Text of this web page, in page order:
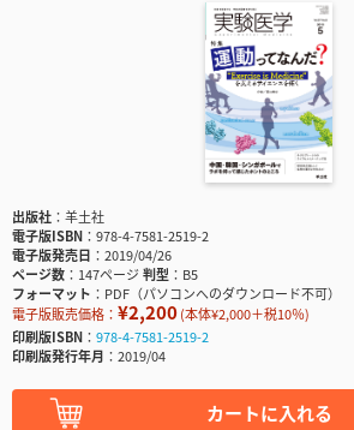
出版社
羊土社
電子版ISBN
978-4-7581-2519-2
電子版発売日
2019/04/26
ページ数
147ページ判型
B5
フォーマット
PDF（パソコンへのダウンロード不可）
電子版販売価格： ¥2,200(本体¥2,000＋税10％)
印刷版ISBN
978-4-7581-2519-2
印刷版発行年月
2019/04
カートに入れる